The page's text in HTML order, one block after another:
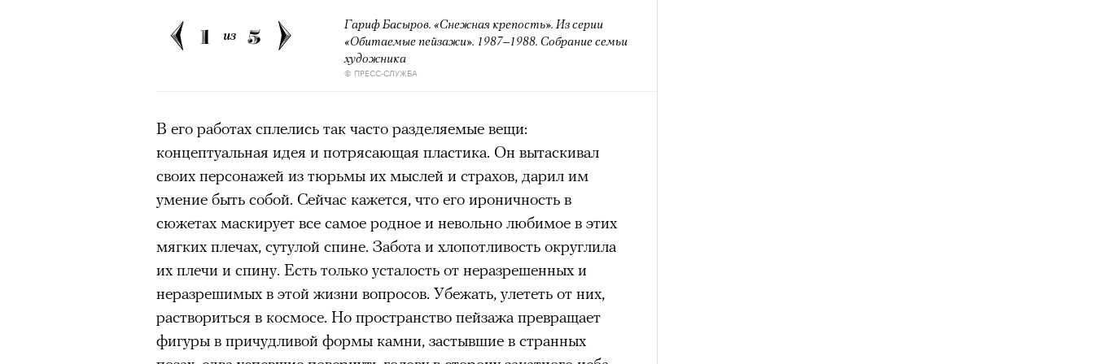
1 из 5
Гариф Басыров. «Снежная крепость». Из серии
«Обитаемые пейзажи». 1987–1988. Собрание семьи
художника
© ПРЕСС-СЛУЖБА
В его работах сплелись так часто разделяемые вещи:
концептуальная идея и потрясающая пластика. Он вытаскивал
своих персонажей из тюрьмы их мыслей и страхов, дарил им
умение быть собой. Сейчас кажется, что его ироничность в
сюжетах маскирует все самое родное и невольно любимое в этих
мягких плечах, сутулой спине. Забота и хлопотливость округлила
их плечи и спину. Есть только усталость от неразрешенных и
неразрешимых в этой жизни вопросов. Убежать, улететь от них,
раствориться в космосе. Но пространство пейзажа превращает
фигуры в причудливой формы камни, застывшие в странных
Нирмал Пурджа после рекордного восхождения на 14 высочайших вершин
мира. Катманду, 2019 год
опасность высотного альпинизма и горного туризма. В 2024-м в
горах Австриипогибли 309 человек, что стало десятилетним
максимумом для региона. В Японии в том же году жертвами
несчастных случаев в горахстали300 человек (издание The Asahi
Shimbun классифицирует их как «погибших или пропавших без
вести»). На Эвересте в 2024 году вершинаунеслажизни восьми
альпинистов, а в 2025-м —троих. Трагическим для российского
сообщества стал октябрь 2024 года, когда при восхождении на
Дхаулагири в Непалесорвалась и погибла группа из пятерых
опытных альпинистов. Год спустя на одном из самых опасных